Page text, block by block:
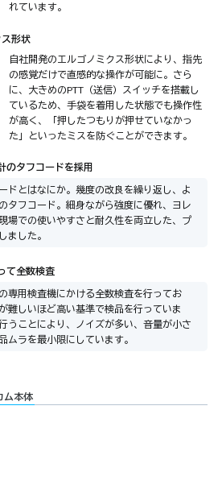
れています。
形状
自社開発のエルゴノミクス形状により、指先
の感覚だけで直感的な操作が可能に。さら
に、大きめのPTT（送信）スイッチを搭載し
ているため、手袋を着用した状態でも操作性
が高く、「押したつもりが押せていなかっ
た」といったミスを防ぐことができます。
のタフコードを採用
ドとはなにか。幾度の改良を繰り返し、よ
タフコード。細身ながら強度に優れ、ヨレ
場での使いやすさと耐久性を両立した、プ
ました。
て全数検査
専用検査機にかける全数検査を行ってお
難しいほど高い基準で検品を行っていま
うことにより、ノイズが多い、音量が小さ
ムラを最小限にしています。
ム本体